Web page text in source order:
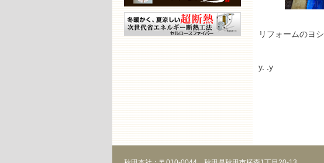
リフォームのヨシ
y. .y